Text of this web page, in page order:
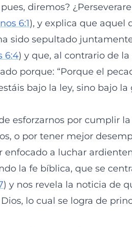
diremos?
6:1), y explica que aquel
sido sepultado
6:4) y que, al contrario de
porque: “Porque el
bajo la ley, sino bajo la
esforzarnos por cumplir
o por tener mejor
enfocado a luchar
la fe bíblica, que se
) y nos revela la noticia de
lo cual se logra de